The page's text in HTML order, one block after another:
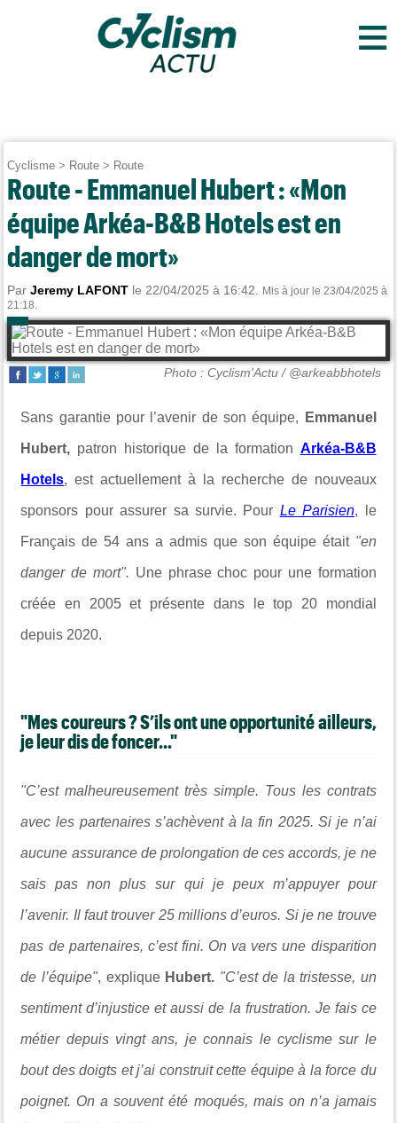
≡
Cyclisme > Route > Route
Route - Emmanuel Hubert : «Mon
équipe Arkéa-B&B Hotels est en
danger de mort»
ParJeremy LAFONT le 22/04/2025 à 16:42.
Mis à jour le 23/04/2025 à
21:18.
Photo : Cyclism'Actu / @arkeabbhotels
Sans garantie pour l’avenir de son équipe, Emmanuel
Hubert, patron historique de la formation Arkéa-B&B
Hotels, est actuellement à la recherche de nouveaux
sponsors pour assurer sa survie. Pour Le Parisien, le
Français de 54 ans a admis que son équipe était "en
danger de mort". Une phrase choc pour une formation
créée en 2005 et présente dans le top 20 mondial
depuis 2020.
"Mes coureurs ? S’ils ont une opportunité ailleurs,
je leur dis de foncer..."
"C’est malheureusement très simple. Tous les contrats
avec les partenaires s’achèvent à la fin 2025. Si je n’ai
aucune assurance de prolongation de ces accords, je ne
sais pas non plus sur qui je peux m’appuyer pour
l’avenir. Il faut trouver 25 millions d’euros. Si je ne trouve
pas de partenaires, c’est fini. On va vers une disparition
de l’équipe", explique Hubert. "C’est de la tristesse, un
sentiment d’injustice et aussi de la frustration. Je fais ce
métier depuis vingt ans, je connais le cyclisme sur le
bout des doigts et j’ai construit cette équipe à la force du
poignet. On a souvent été moqués, mais on n’a jamais